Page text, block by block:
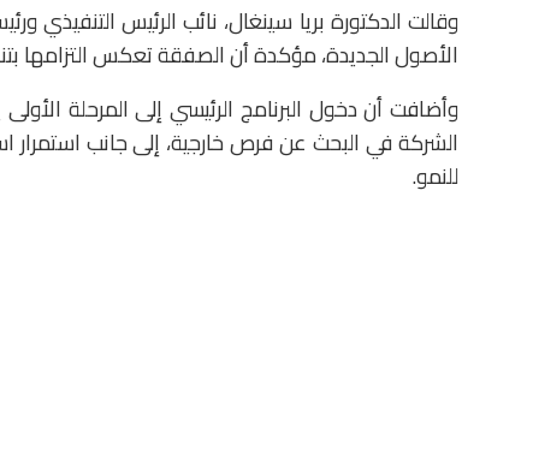
وقالت الدكتورة بريا سينغال، نائب الرئيس التنفيذي
الأصول الجديدة، مؤكدة أن الصفقة تعكس التزامها
وأضافت أن دخول البرنامج الرئيسي إلى المرحلة
الشركة في البحث عن فرص خارجية، إلى جانب استمرار
للنمو.